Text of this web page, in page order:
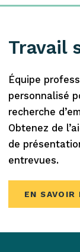
Travail
Équipe
personnalisé
recherche
Obtenez de
de
entrevues.
EN SAVOIR